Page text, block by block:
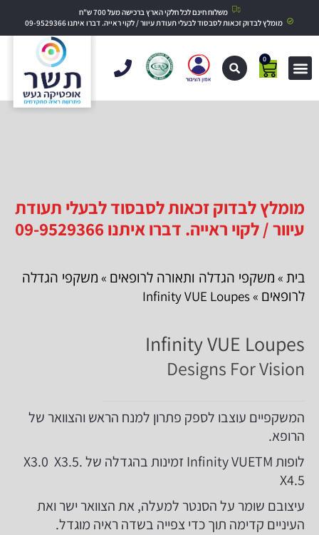
משלוח חינם לכל חלקי הארץ ברכישה מעל 700 ש"ח
מומלץ לבדוק זכאות לסבסוד לבעלי תעודת עיוור / לקוי ראייה. דברו איתנו 09-9529366
0
מומלץ לבדוק זכאות לסבסוד לבעלי תעודת
עיוור / לקוי ראייה. דברו איתנו 09-9529366
בית » משקפי הגדלה ותאורה לרופאים » משקפי הגדלה
לרופאים » Infinity VUE Loupes
Infinity VUE Loupes
Designs For Vision
המשקפיים עוצבו לספק פתרון למנח הראש והצוואר של
הרופא.
לופות Infinity VUETM זמינות בהגדלה של X3.0 X3.5.
X4.5
עיצובם שומר על הסנטר למעלה, את הצוואר ישר ואת
העיניים קדימה תוך כדי צפייה בשדה ראיה מוגדל.